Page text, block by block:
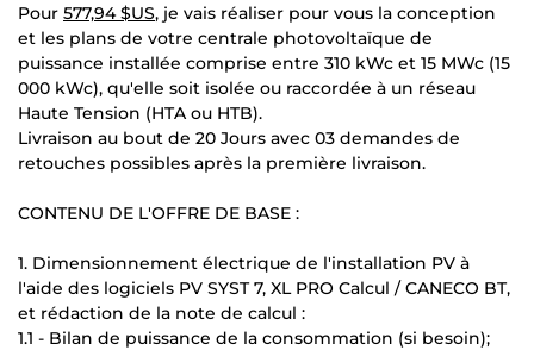
Pour 577,94 $US, je vais réaliser pour vous la conception
et les plans de votre centrale photovoltaïque de
puissance installée comprise entre 310 kWc et 15 MWc (15
000 kWc), qu'elle soit isolée ou raccordée à un réseau
Haute Tension (HTA ou HTB).
Livraison au bout de 20 Jours avec 03 demandes de
retouches possibles après la première livraison.
CONTENU DE L'OFFRE DE BASE :
1. Dimensionnement électrique de l'installation PV à
l'aide des logiciels PV SYST 7, XL PRO Calcul / CANECO BT,
et rédaction de la note de calcul :
1.1 - Bilan de puissance de la consommation (si besoin);